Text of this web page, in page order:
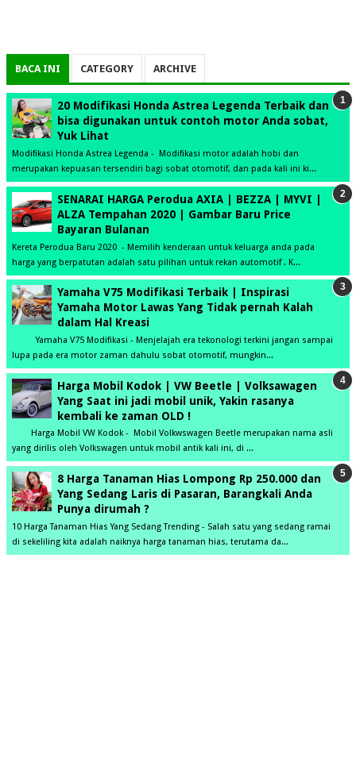
BACA INI CATEGORY ARCHIVE
20 Modifikasi Honda Astrea Legenda Terbaik dan
bisa digunakan untuk contoh motor Anda sobat,
Yuk Lihat
Modifikasi Honda Astrea Legenda - Modifikasi motor adalah hobi dan
merupakan kepuasan tersendiri bagi sobat otomotif, dan pada kali ini ki...
SENARAI HARGA Perodua AXIA | BEZZA | MYVI |
ALZA Tempahan 2020 | Gambar Baru Price
Bayaran Bulanan
Kereta Perodua Baru 2020 - Memilih kenderaan untuk keluarga anda pada
harga yang berpatutan adalah satu pilihan untuk rekan automotif . K...
Yamaha V75 Modifikasi Terbaik | Inspirasi
Yamaha Motor Lawas Yang Tidak pernah Kalah
dalam Hal Kreasi
Yamaha V75 Modifikasi - Menjelajah era tekonologi terkini jangan sampai
lupa pada era motor zaman dahulu sobat otomotif, mungkin...
Harga Mobil Kodok | VW Beetle | Volksawagen
Yang Saat ini jadi mobil unik, Yakin rasanya
kembali ke zaman OLD !
Harga Mobil VW Kodok - Mobil Volkwswagen Beetle merupakan nama asli
yang dirilis oleh Volkswagen untuk mobil antik kali ini, di ...
8 Harga Tanaman Hias Lompong Rp 250.000 dan
Yang Sedang Laris di Pasaran, Barangkali Anda
Punya dirumah ?
10 Harga Tanaman Hias Yang Sedang Trending - Salah satu yang sedang ramai
di sekeliling kita adalah naiknya harga tanaman hias, terutama da...